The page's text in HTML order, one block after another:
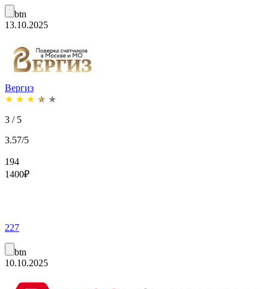
btn
13.10.2025
Вергиз
★ ★ ★ ★ ★
3 / 5
3.57/5
194
1400₽
227
btn
10.10.2025